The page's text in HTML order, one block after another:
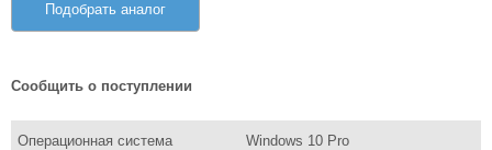
Подобрать аналог
Сообщить о поступлении
Операционная система Windows 10 Pro